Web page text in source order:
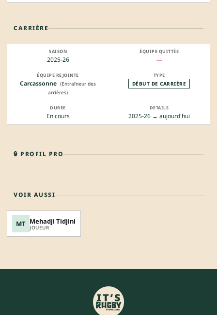
CARRIÈRE
2025-26 —
Carcassonne (Entraîneur des
arrières)
DÉBUT DE CARRIÈRE
En cours 2025-26 → aujourd'hui
🔒 PROFIL PRO
VOIR AUSSI
MT Mehadji Tidjini
JOUEUR